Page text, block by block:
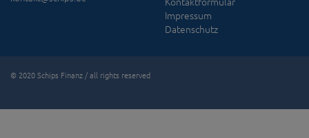
Impressum
Datenschutz
© 2020 Schips Finanz / all rights reserved